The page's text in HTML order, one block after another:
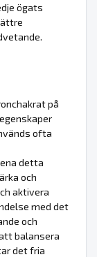
ögats
på
ofta
detta
och
aktivera
med det
och
balansera
det fria